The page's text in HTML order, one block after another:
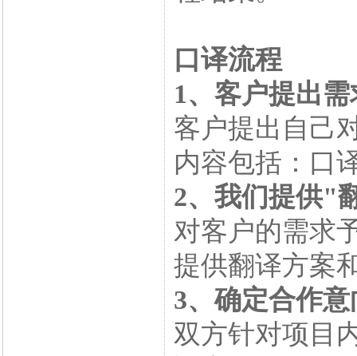
口译流程
1、客户提出需
客户提出自己
内容包括：口
2、我们提供"
对客户的需求
提供翻译方案
3、确定合作意
双方针对项目